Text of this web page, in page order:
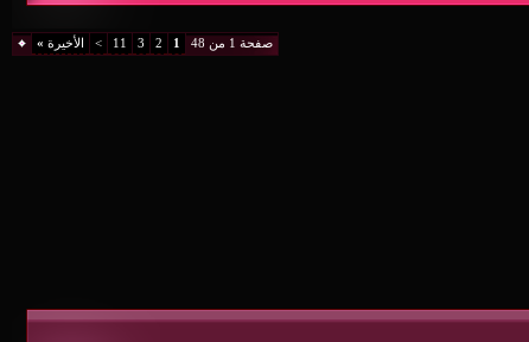
صفحة 1 من 48 1
2
3
11
> الأخيرة »